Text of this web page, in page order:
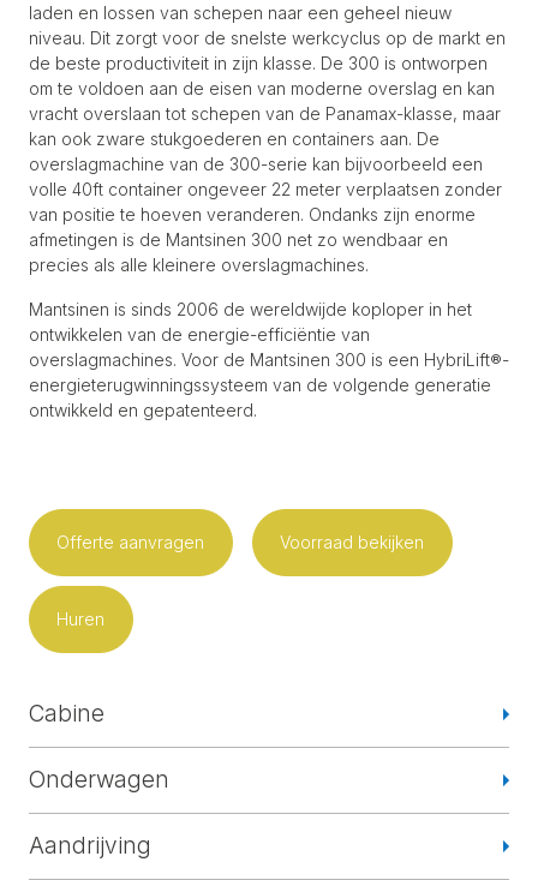
laden en lossen van schepen naar een geheel nieuw
niveau. Dit zorgt voor de snelste werkcyclus op de markt en
de beste productiviteit in zijn klasse. De 300 is ontworpen
om te voldoen aan de eisen van moderne overslag en kan
vracht overslaan tot schepen van de Panamax-klasse, maar
kan ook zware stukgoederen en containers aan. De
overslagmachine van de 300-serie kan bijvoorbeeld een
volle 40ft container ongeveer 22 meter verplaatsen zonder
van positie te hoeven veranderen. Ondanks zijn enorme
afmetingen is de Mantsinen 300 net zo wendbaar en
precies als alle kleinere overslagmachines.
Mantsinen is sinds 2006 de wereldwijde koploper in het
ontwikkelen van de energie-efficiëntie van
overslagmachines. Voor de Mantsinen 300 is een HybriLift®-
energieterugwinningssysteem van de volgende generatie
ontwikkeld en gepatenteerd.
Offerte aanvragen Voorraad bekijken
Huren
Cabine
Onderwagen
Aandrijving